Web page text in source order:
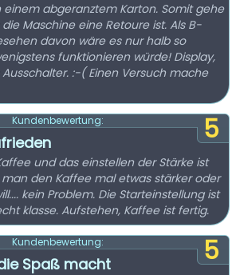
abgeranztem Karton. Somit gehe
Maschine eine Retoure ist. Als B-
davon wäre es nur halb so
funktionieren würde! Display,
:-( Einen Versuch mache
5
Kundenbewertung:
und das einstellen der Stärke ist
den Kaffee mal etwas stärker oder
kein Problem. Die Starteinstellung ist
klasse. Aufstehen, Kaffee ist fertig.
5
Kundenbewertung:
Spaß macht